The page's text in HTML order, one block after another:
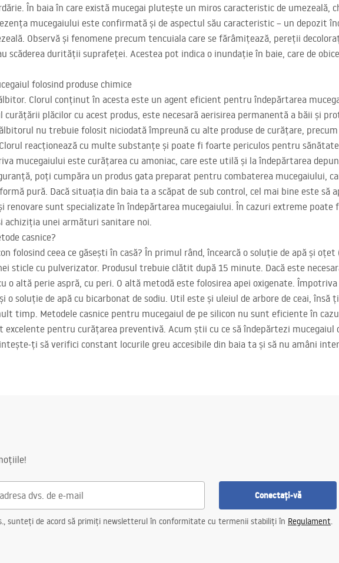
În baia în care există mucegai plutește un miros caracteristic de umezeală,
mucegaiului este confirmată și de aspectul său caracteristic – un depozit
Observă și fenomene precum tencuiala care se fărâmițează, pereții
scăderea durității suprafeței. Acestea pot indica o inundație în baie, care de
folosind produse chimice
Clorul conținut în acesta este un agent eficient pentru îndepărtarea
plăcilor cu acest produs, este necesară aerisirea permanentă a băii și
nu trebuie folosit niciodată împreună cu alte produse de curățare, precum
reacționează cu multe substanțe și poate fi foarte periculos pentru
mucegaiului este curățarea cu amoniac, care este utilă și la îndepărtarea
poți cumpăra un produs gata preparat pentru combaterea mucegaiului,
pură. Dacă situația din baia ta a scăpat de sub control, cel mai bine este să
renovare sunt specializate în îndepărtarea mucegaiului. În cazuri extreme poate
achiziția unei armături sanitare noi.
casnice?
folosind ceea ce găsești în casă? În primul rând, încearcă o soluție de apă și oțet
sticle cu pulverizator. Produsul trebuie clătit după 15 minute. Dacă este
o altă perie aspră, cu peri. O altă metodă este folosirea apei oxigenate. Împotriva
o soluție de apă cu bicarbonat de sodiu. Util este și uleiul de arbore de ceai, însă
timp. Metodele casnice pentru mucegaiul de pe silicon nu sunt eficiente în
pentru curățarea preventivă. Acum știi cu ce să îndepărtezi mucegaiul
ți să verifici constant locurile greu accesibile din baia ta și să nu amâni
Conectați-vă
sunteți de acord să primiți newsletterul în conformitate cu termenii stabiliți în Regulament.